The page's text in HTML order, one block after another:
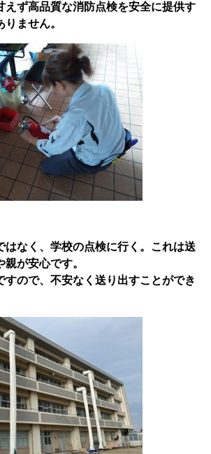
えず高品質な消防点検を安全に提供す
ません。
はなく、学校の点検に行く。これは送
が安心です。
すので、不安なく送り出すことができ